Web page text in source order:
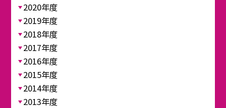
2020年度
2019年度
2018年度
2017年度
2016年度
2015年度
2014年度
2013年度